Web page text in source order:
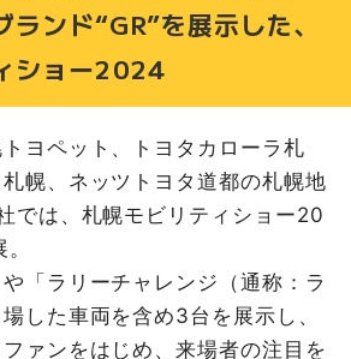
ンド“GR”を展示した、
ショー2024
ヨペット、トヨタカローラ札
幌、ネッツトヨタ道都の札幌地
では、札幌モビリティショー20
や「ラリーチャレンジ（通称：ラ
した車両を含め3台を展示し、
ァンをはじめ、来場者の注目を